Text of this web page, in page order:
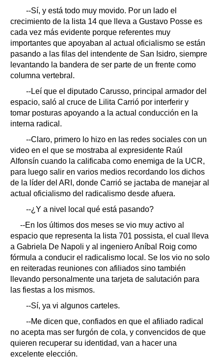
--Sí, y está todo muy movido. Por un lado el
crecimiento de la lista 14 que lleva a Gustavo Posse es
cada vez más evidente porque referentes muy
importantes que apoyaban al actual oficialismo se están
pasando a las filas del intendente de San Isidro, siempre
levantando la bandera de ser parte de un frente como
columna vertebral.
--Leí que el diputado Carusso, principal armador del
espacio, saló al cruce de Lilita Carrió por interferir y
tomar posturas apoyando a la actual conducción en la
interna radical.
--Claro, primero lo hizo en las redes sociales con un
video en el que se mostraba al expresidente Raúl
Alfonsín cuando la calificaba como enemiga de la UCR,
para luego salir en varios medios recordando los dichos
de la líder del ARI, donde Carrió se jactaba de manejar al
actual oficialismo del radicalismo desde afuera.
--¿Y a nivel local qué está pasando?
--En los últimos dos meses se vio muy activo al
espacio que representa la lista 701 possista, el cual lleva
a Gabriela De Napoli y al ingeniero Aníbal Roig como
fórmula a conducir el radicalismo local. Se los vio no solo
en reiteradas reuniones con afiliados sino también
llevando personalmente una tarjeta de salutación para
las fiestas a los mismos.
--Sí, ya vi algunos carteles.
--Me dicen que, confiados en que el afiliado radical
no acepta mas ser furgón de cola, y convencidos de que
quieren recuperar su identidad, van a hacer una
excelente elección.